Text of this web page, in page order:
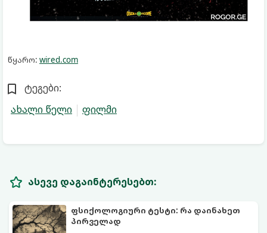
წყარო: wired.com
ტეგები:
ახალი წელი
ფილმი
ასევე დაგაინტერესებთ:
ფსიქოლოგიური ტესტი: რა დაინახეთ
პირველად